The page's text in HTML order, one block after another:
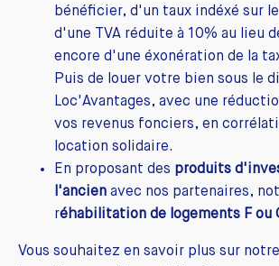
bénéficier, d'un taux indéxé sur
d'une TVA réduite à 10% au lieu
encore d'une éxonération de la
Puis de louer votre bien sous le
Loc'Avantages, avec une
vos revenus fonciers, en
location solidaire.
En proposant des produits
l'ancien avec nos partenaires,
réhabilitation de logements F ou
Vous souhaitez en savoir plus sur